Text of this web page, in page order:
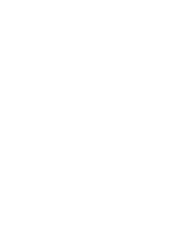
では、自給的農家数
るため横の計と合
0.3ha未満で、調査
円以上の農家。 平
のみが調査対象。